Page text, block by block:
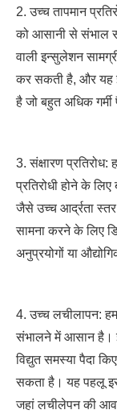
2. उच्च तापमान
को आसानी से संभाल
वाली इन्सुलेशन
कर सकती है, और यह
है जो बहुत अधिक
3. संक्षारण प्रतिरोध:
प्रतिरोधी होने के लिए
जैसे उच्च आर्द्रता
सामना करने के लिए
अनुप्रयोगों या
4. उच्च लचीलापन:
संभालने में आसान है।
विद्युत समस्या पैदा
सकता है। यह पहलू इसे
जहां लचीलेपन की